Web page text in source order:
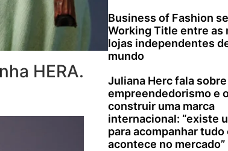
HERA.
Business of Fashion
Working Title entre as
lojas independentes
mundo
Juliana Herc fala
empreendedorismo e
construir uma marca
internacional: “existe
para acompanhar tudo
acontece no mercado”